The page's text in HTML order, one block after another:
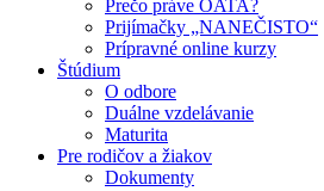
Prečo práve OATA?
Prijímačky „NANEČISTO“
Prípravné online kurzy
Štúdium
O odbore
Duálne vzdelávanie
Maturita
Pre rodičov a žiakov
Dokumenty